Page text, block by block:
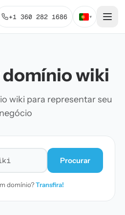
+1 360 282 1686 ▾
wiki
wiki para representar seu
negócio
Procurar
domínio?Transfira!